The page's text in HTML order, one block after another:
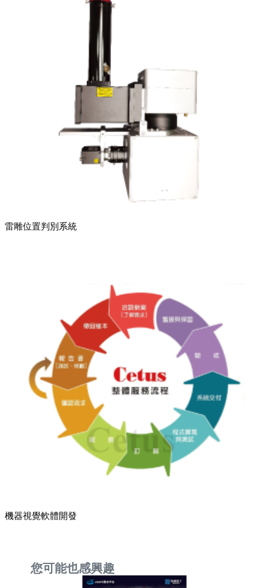
雷雕位置判別系統
機器視覺軟體開發
您可能也感興趣